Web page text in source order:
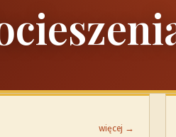
więcej →